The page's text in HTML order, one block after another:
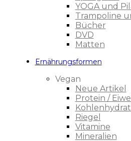
YOGA und
Trampoline
Bücher
DVD
Matten
Ernährungsformen
Vegan
Neue Artikel
Protein /
Riegel
Vitamine
Mineralien